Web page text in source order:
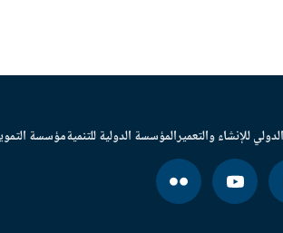
للإنشاء والتعميرالمؤسسة الدولية للتنميةمؤسسة